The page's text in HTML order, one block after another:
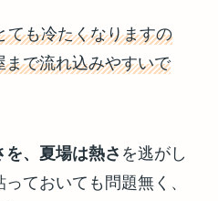
ても冷たくなりますの
で流れ込みやすいで
を、夏場は熱さ を逃がし
ておいても問題無く、